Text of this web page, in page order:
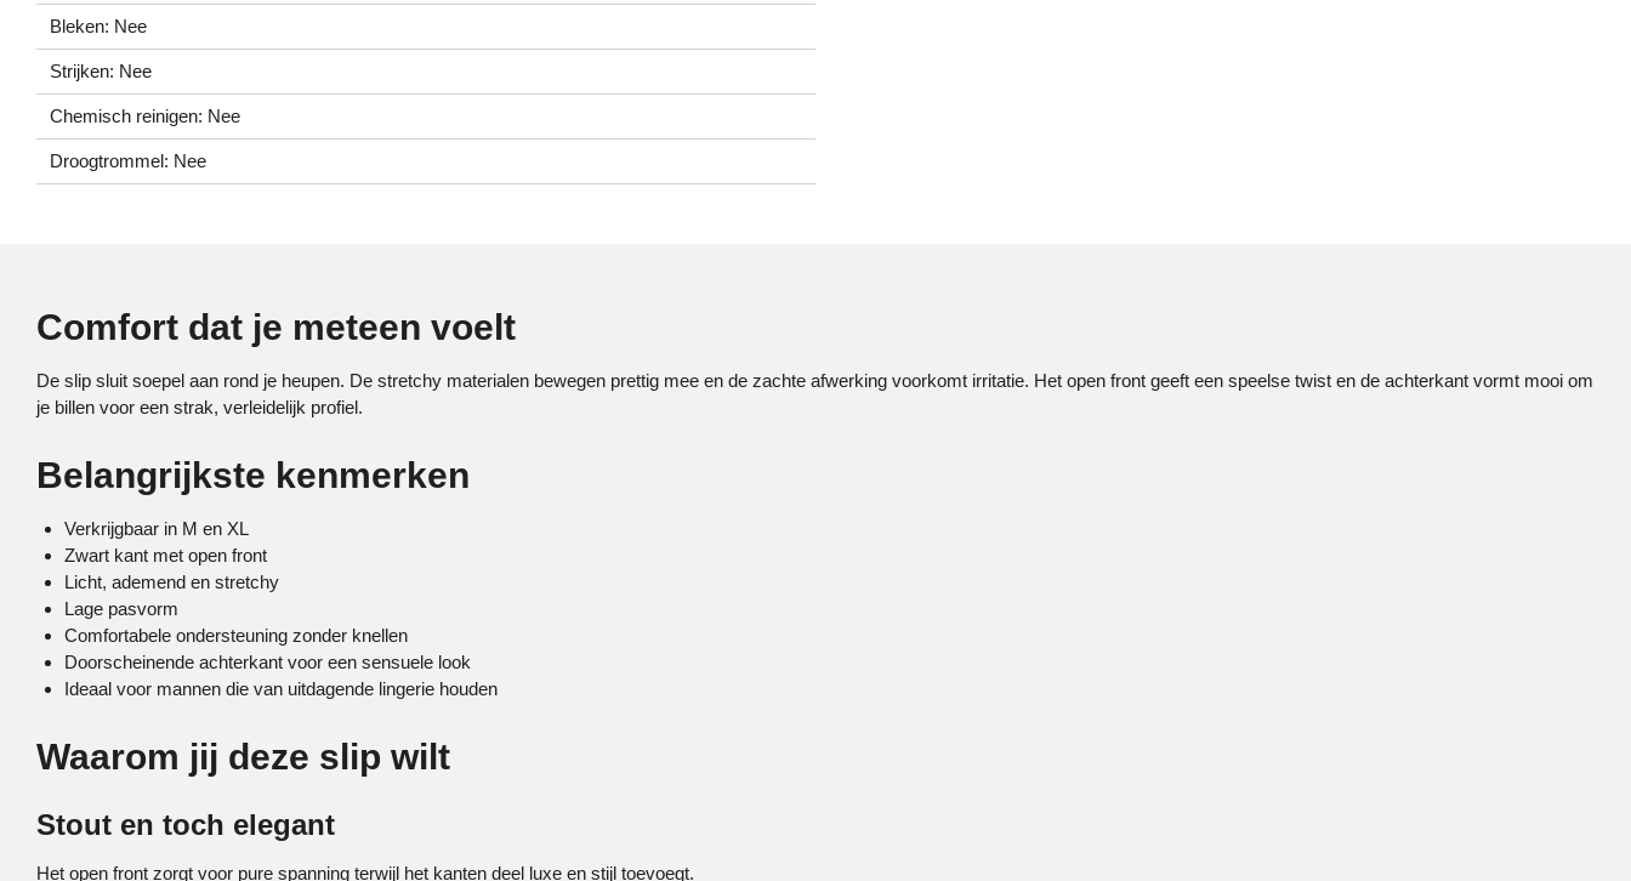
Bleken: Nee
Strijken: Nee
Chemisch reinigen: Nee
Droogtrommel: Nee
Comfort dat je meteen voelt
De slip sluit soepel aan rond je heupen. De stretchy materialen bewegen prettig mee en de zachte afwerking voorkomt irritatie. Het open front geeft een speelse twist en de achterkant vormt mooi om
je billen voor een strak, verleidelijk profiel.
Belangrijkste kenmerken
Verkrijgbaar in M en XL
Zwart kant met open front
Licht, ademend en stretchy
Lage pasvorm
Comfortabele ondersteuning zonder knellen
Doorscheinende achterkant voor een sensuele look
Ideaal voor mannen die van uitdagende lingerie houden
Waarom jij deze slip wilt
Stout en toch elegant
Het open front zorgt voor pure spanning terwijl het kanten deel luxe en stijl toevoegt.